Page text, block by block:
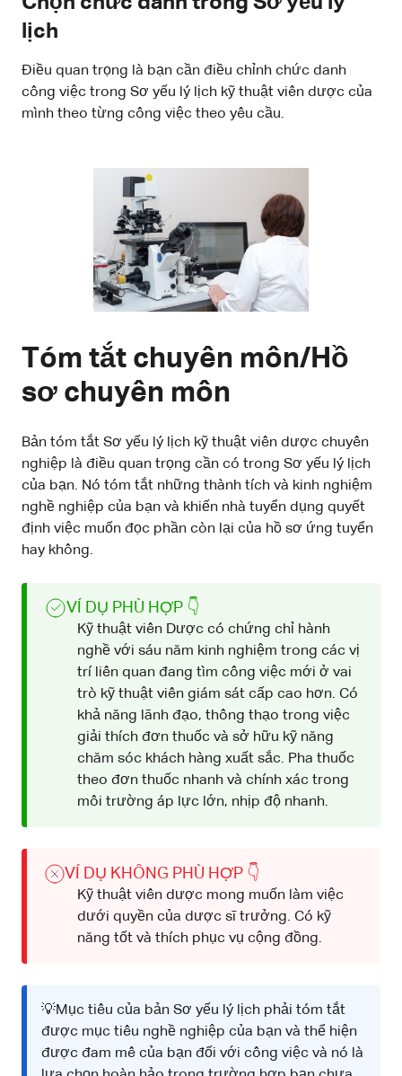
lịch
Điều quan trọng là bạn cần điều chỉnh chức danh
công việc trong Sơ yếu lý lịch kỹ thuật viên dược của
mình theo từng công việc theo yêu cầu.
Tóm tắt chuyên môn/Hồ
sơ chuyên môn
Bản tóm tắt Sơ yếu lý lịch kỹ thuật viên dược chuyên
nghiệp là điều quan trọng cần có trong Sơ yếu lý lịch
của bạn. Nó tóm tắt những thành tích và kinh nghiệm
nghề nghiệp của bạn và khiến nhà tuyển dụng quyết
định việc muốn đọc phần còn lại của hồ sơ ứng tuyển
hay không.
VÍ DỤ PHÙ HỢP 👇
Kỹ thuật viên Dược có chứng chỉ hành
nghề với sáu năm kinh nghiệm trong các vị
trí liên quan đang tìm công việc mới ở vai
trò kỹ thuật viên giám sát cấp cao hơn. Có
khả năng lãnh đạo, thông thạo trong việc
giải thích đơn thuốc và sở hữu kỹ năng
chăm sóc khách hàng xuất sắc. Pha thuốc
theo đơn thuốc nhanh và chính xác trong
môi trường áp lực lớn, nhịp độ nhanh.
VÍ DỤ KHÔNG PHÙ HỢP 👇
Kỹ thuật viên dược mong muốn làm việc
dưới quyền của dược sĩ trưởng. Có kỹ
năng tốt và thích phục vụ cộng đồng.
💡Mục tiêu của bản Sơ yếu lý lịch phải tóm tắt
được mục tiêu nghề nghiệp của bạn và thể hiện
được đam mê của bạn đối với công việc và nó là